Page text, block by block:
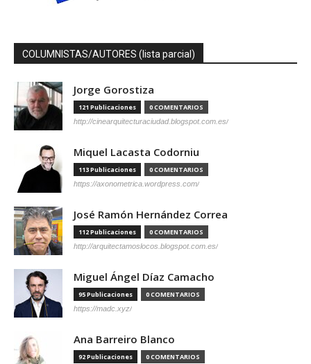
COLUMNISTAS/AUTORES (lista parcial)
Jorge Gorostiza
121 Publicaciones 0 COMENTARIOS
http://cinearquitecturaciudad.blogspot.com.es/
Miquel Lacasta Codorniu
113 Publicaciones 0 COMENTARIOS
https://axonometrica.wordpress.com/
José Ramón Hernández Correa
112 Publicaciones 0 COMENTARIOS
http://arquitectamoslocos.blogspot.com.es/
Miguel Ángel Díaz Camacho
95 Publicaciones 0 COMENTARIOS
https://madc.xyz/
Ana Barreiro Blanco
92 Publicaciones 0 COMENTARIOS